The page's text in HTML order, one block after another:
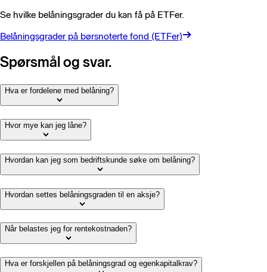
Se hvilke belåningsgrader du kan få på ETFer.
Belåningsgrader på børsnoterte fond (ETFer)
Spørsmål og svar.
Hva er fordelene med belåning?
Hvor mye kan jeg låne?
Hvordan kan jeg som bedriftskunde søke om belåning?
Hvordan settes belåningsgraden til en aksje?
Når belastes jeg for rentekostnaden?
Hva er forskjellen på belåningsgrad og egenkapitalkrav?